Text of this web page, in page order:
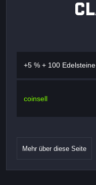
+5 % + 100 Edelsteine
coinsell
Mehr über diese Seite